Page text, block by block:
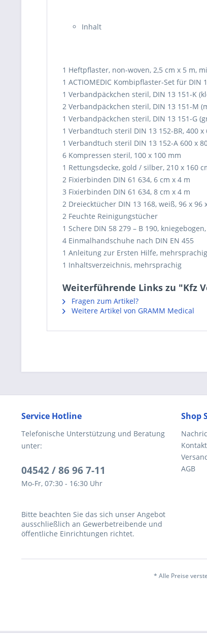
Inhalt
1 Heftpflaster, non-woven, 2,5 cm x 5 m,
1 ACTIOMEDIC Kombipflaster-Set für DIN
1 Verbandpäckchen steril, DIN 13 151-K
2 Verbandpäckchen steril, DIN 13 151-M
1 Verbandpäckchen steril, DIN 13 151-G
1 Verbandtuch steril DIN 13 152-BR, 400 x
1 Verbandtuch steril DIN 13 152-A 600 x
6 Kompressen steril, 100 x 100 mm
1 Rettungsdecke, gold / silber, 210 x 160
2 Fixierbinden DIN 61 634, 6 cm x 4 m
3 Fixierbinden DIN 61 634, 8 cm x 4 m
2 Dreiecktücher DIN 13 168, weiß, 96 x 96
2 Feuchte Reinigungstücher
1 Schere DIN 58 279 – B 190,
4 Einmalhandschuhe nach DIN EN 455
1 Anleitung zur Ersten Hilfe, mehrsprachig
1 Inhaltsverzeichnis, mehrsprachig
Weiterführende Links zu "Kfz
Fragen zum Artikel?
Weitere Artikel von GRAMM Medical
Service Hotline
Telefonische Unterstützung und Beratung
unter:
04542 / 86 96 7-11
Mo-Fr, 07:30 - 16:30 Uhr
Bitte beachten Sie das sich unser Angebot
ausschließlich an Gewerbetreibende und
öffentliche Einrichtungen richtet.
Shop
Kontakt
AGB
* Alle Preise